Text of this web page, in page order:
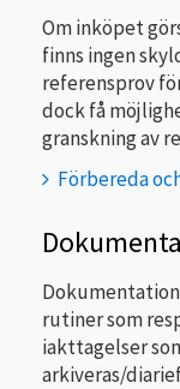
Om inköpet
finns ingen
referensprov
dock få
granskning av
Förbereda
rutiner som
iakttagelser
arkiveras/